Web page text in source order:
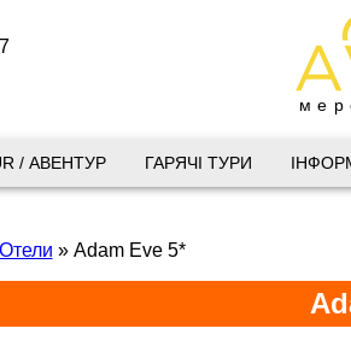
+38 (099) 180-32-
+38 (093) 180-32-
0800 33 01 80
/ АВЕНТУР ГАРЯЧІ ТУРИ
Отели » Adam Eve 5*